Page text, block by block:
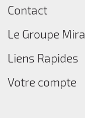
Contact
Le Groupe Mira
Liens Rapides
Votre compte